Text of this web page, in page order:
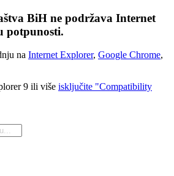
BiH ne podržava Internet
potpunosti.
na Internet Explorer, Google Chrome,
9 ili više isključite "Compatibility